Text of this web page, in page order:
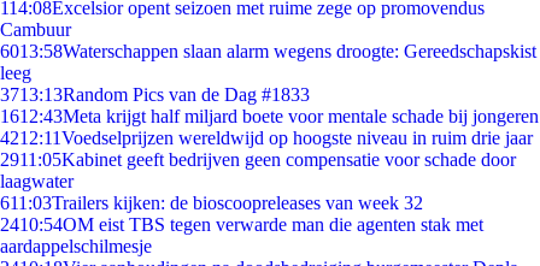
114:08Excelsior opent seizoen met ruime zege op promovendus
Cambuur
6013:58Waterschappen slaan alarm wegens droogte: Gereedschapskist
leeg
3713:13Random Pics van de Dag #1833
1612:43Meta krijgt half miljard boete voor mentale schade bij jongeren
4212:11Voedselprijzen wereldwijd op hoogste niveau in ruim drie jaar
2911:05Kabinet geeft bedrijven geen compensatie voor schade door
laagwater
611:03Trailers kijken: de bioscoopreleases van week 32
2410:54OM eist TBS tegen verwarde man die agenten stak met
aardappelschilmesje